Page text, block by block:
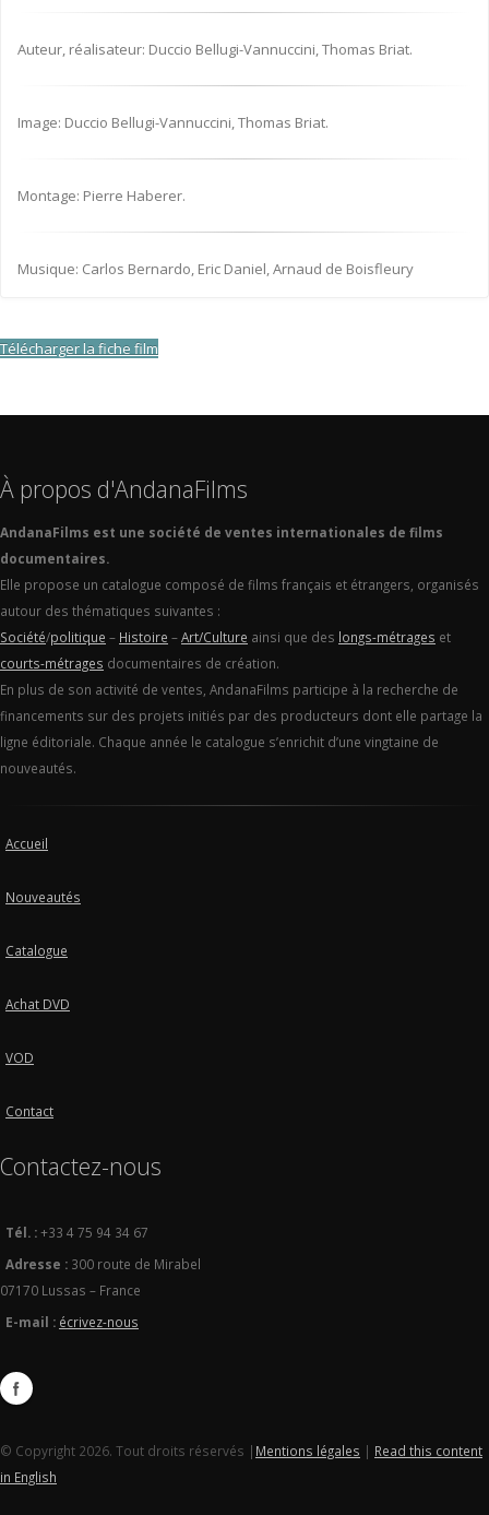
Auteur, réalisateur: Duccio Bellugi-Vannuccini, Thomas Briat.
Image: Duccio Bellugi-Vannuccini, Thomas Briat.
Montage: Pierre Haberer.
Musique: Carlos Bernardo, Eric Daniel, Arnaud de Boisfleury
Télécharger la fiche film
À propos d'AndanaFilms
AndanaFilms est une société de ventes internationales de films
documentaires.
Elle propose un catalogue composé de films français et étrangers, organisés
autour des thématiques suivantes :
Société/politique – Histoire –Art/Culture ainsi que des longs-métrages et
courts-métrages documentaires de création.
En plus de son activité de ventes, AndanaFilms participe à la recherche de
financements sur des projets initiés par des producteurs dont elle partage la
ligne éditoriale. Chaque année le catalogue s’enrichit d’une vingtaine de
nouveautés.
Accueil
Nouveautés
Catalogue
Achat DVD
VOD
Contact
Contactez-nous
Tél. :+33 4 75 94 34 67
Adresse : 300 route de Mirabel
07170 Lussas – France
E-mail : écrivez-nous
© Copyright 2026. Tout droits réservés | Mentions légales | Read this content
in English